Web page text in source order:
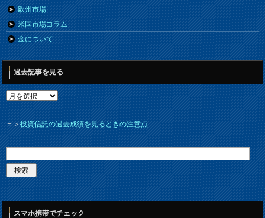
欧州市場
米国市場コラム
金について
過去記事を見る
＝＞投資信託の過去成績を見るときの注意点
スマホ携帯でチェック